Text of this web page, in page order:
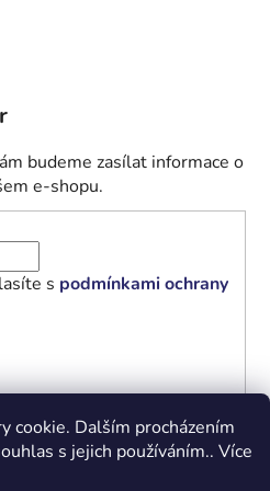
cookie. Dalším procházením
s jejich používáním.. Více
budeme zasílat informace o
e-shopu.
s podmínkami ochrany